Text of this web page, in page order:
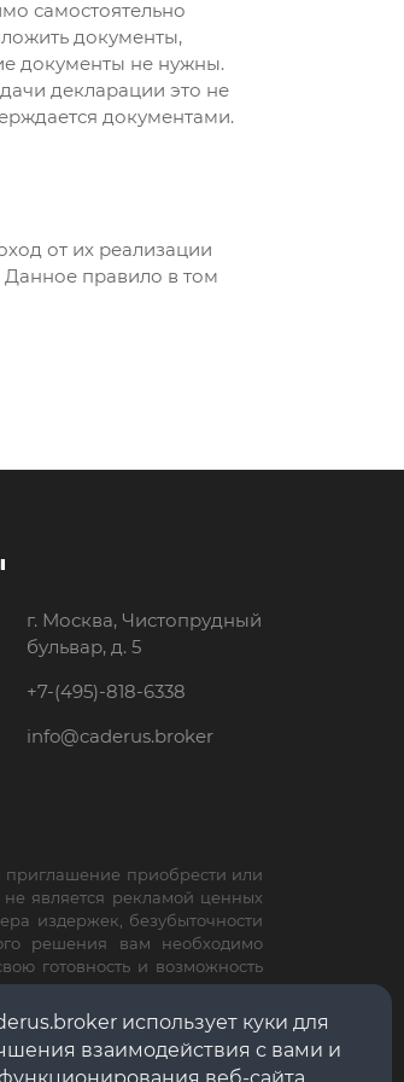
использует куки для
взаимодействия с вами и
самостоятельно
документы,
документы не нужны.
декларации это не
документами.
от их реализации
правило в том
г. Москва, Чистопрудный
бульвар, д. 5
+7-(495)-818-6338
info@caderus.broker
приглашение приобрести или
является рекламой ценных
издержек, безубыточности
решения вам необходимо
готовность и возможность
что вышеуказанная
связанный с применением